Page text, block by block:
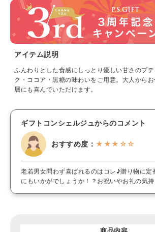
アイテム説明
ふんわりとした食感にしっとり優しい甘さのプ
ク・ココア・黒糖の味わいをご用意。大人から
層にも喜んでいただけます。
ギフトコンシェルジュからのコメント
おすすめ度： ★★★☆☆
老若男女問わず喜ばれるのはコレ♪贈り物に定
にもいかがでしょうか！？お祝いやお礼の気持